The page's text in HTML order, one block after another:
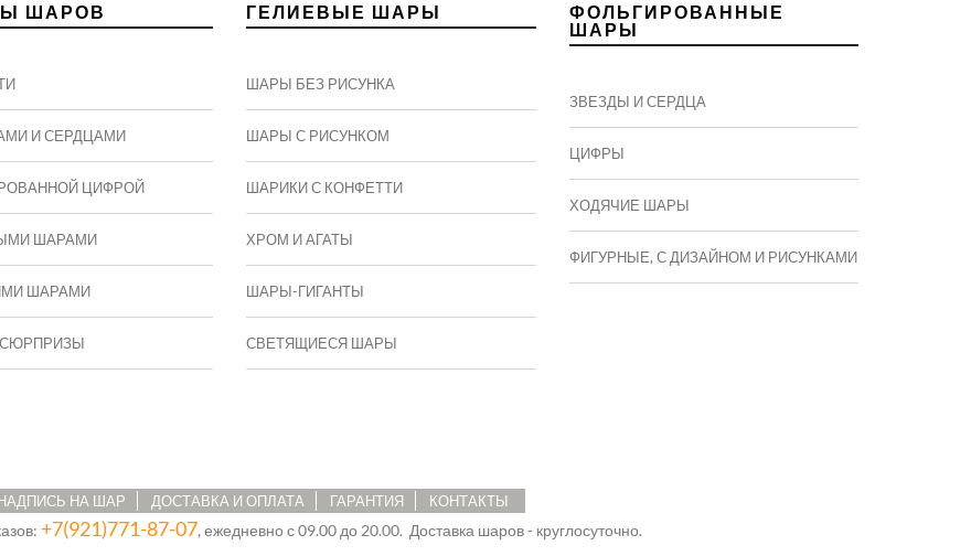
ШАРОВ
И СЕРДЦАМИ
ЦИФРОЙ
ШАРАМИ
ШАРАМИ
ГЕЛИЕВЫЕ ШАРЫ
ШАРЫ БЕЗ РИСУНКА
ШАРЫ С РИСУНКОМ
ШАРИКИ С КОНФЕТТИ
ХРОМ И АГАТЫ
ШАРЫ-ГИГАНТЫ
СВЕТЯЩИЕСЯ ШАРЫ
ФОЛЬГИРОВАННЫЕ
ШАРЫ
ЗВЕЗДЫ И СЕРДЦА
ЦИФРЫ
ХОДЯЧИЕ ШАРЫ
ФИГУРНЫЕ, С ДИЗАЙНОМ И РИСУНКАМИ
НА ШАР ДОСТАВКА И ОПЛАТА ГАРАНТИЯ КОНТАКТЫ
+7(921)771-87-07, ежедневно с 09.00 до 20.00. Доставка шаров - круглосуточно.